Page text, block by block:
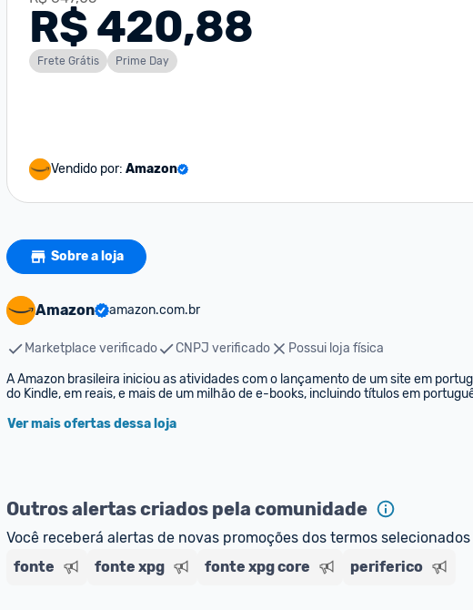
R$ 420,88
Frete Grátis Prime Day
Vendido por: Amazon
Sobre a loja
Amazon amazon.com.br
Marketplace verificado CNPJ verificado
Possui loja física
A Amazon brasileira iniciou as atividades com o lançamento de um site em
do Kindle, em reais, e mais de um milhão de e-books, incluindo títulos em
Ver mais ofertas dessa loja
Outros alertas criados pela comunidade
Você receberá alertas de novas promoções dos termos selecionados
fonte
fonte xpg fonte xpg core periferico